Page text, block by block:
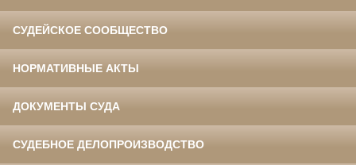
СУДЕЙСКОЕ СООБЩЕСТВО
НОРМАТИВНЫЕ АКТЫ
ДОКУМЕНТЫ СУДА
СУДЕБНОЕ ДЕЛОПРОИЗВОДСТВО